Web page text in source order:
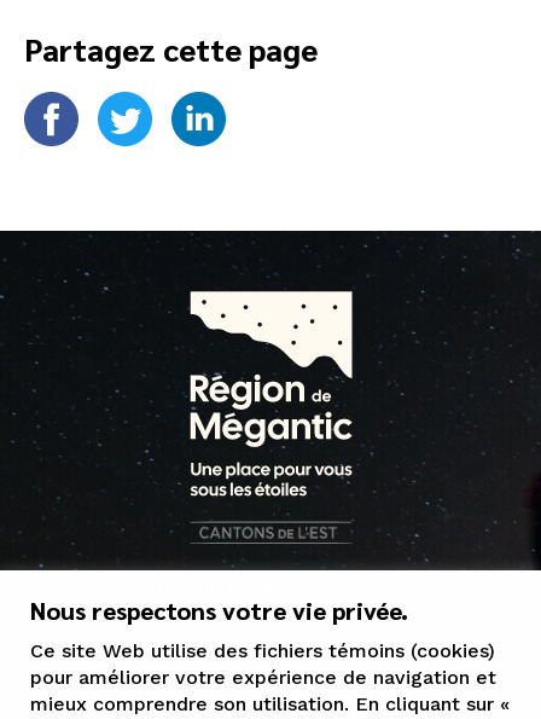
Partagez cette page
1 800 363-5515
tourisme@mrcgranit.qc.ca
Nous respectons votre vie privée.
Ce site Web utilise des fichiers témoins (cookies)
pour améliorer votre expérience de navigation et
mieux comprendre son utilisation. En cliquant sur «